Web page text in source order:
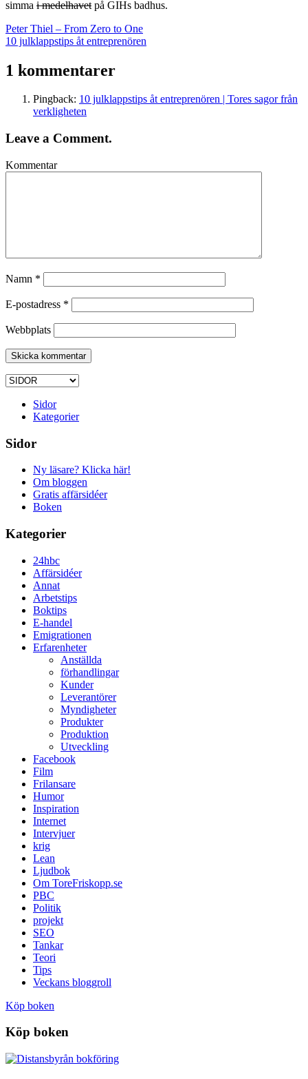
simma i medelhavet på GIHs badhus.
Peter Thiel – From Zero to One
10 julklappstips åt entreprenören
1 kommentarer
Pingback: 10 julklappstips åt entreprenören | Tores sagor från
verkligheten
Leave a Comment.
Kommentar
Namn *
E-postadress *
Webbplats
Sidor
Kategorier
Sidor
Ny läsare? Klicka här!
Om bloggen
Gratis affärsidéer
Boken
Kategorier
24hbc
Affärsidéer
Annat
Arbetstips
Boktips
E-handel
Emigrationen
Erfarenheter
Anställda
förhandlingar
Kunder
Leverantörer
Myndigheter
Produkter
Produktion
Utveckling
Facebook
Film
Frilansare
Humor
Inspiration
Internet
Intervjuer
krig
Lean
Ljudbok
Om ToreFriskopp.se
PBC
Politik
projekt
SEO
Tankar
Teori
Tips
Veckans bloggroll
Köp boken
Köp boken